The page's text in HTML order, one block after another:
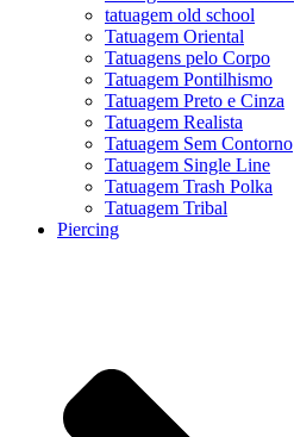
tatuagem old school
Tatuagem Oriental
Tatuagens pelo Corpo
Tatuagem Pontilhismo
Tatuagem Preto e Cinza
Tatuagem Realista
Tatuagem Sem Contorno
Tatuagem Single Line
Tatuagem Trash Polka
Tatuagem Tribal
Piercing